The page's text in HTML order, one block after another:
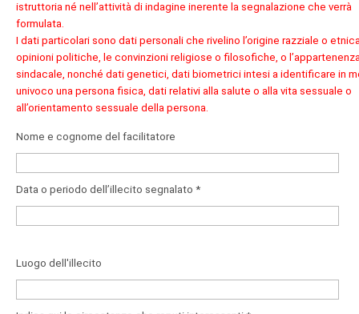
istruttoria né nell’attività di indagine inerente la segnalazione che verrà
formulata.
I dati particolari sono dati personali che rivelino l’origine razziale o
opinioni politiche, le convinzioni religiose o filosofiche, o
sindacale, nonché dati genetici, dati biometrici intesi a identificare in
univoco una persona fisica, dati relativi alla salute o alla vita sessuale o
all’orientamento sessuale della persona.
Nome e cognome del facilitatore
Data o periodo dell’illecito segnalato *
Luogo dell'illecito